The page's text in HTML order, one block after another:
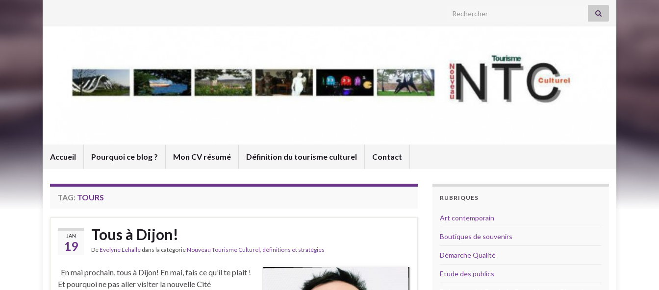
Search for:
Accueil Pourquoi ce blog ? Mon CV résumé Définition du tourisme culturel Contact
TAG: TOURS
JAN
19
Tous à Dijon!
DeEvelyne Lehalle dans la catégorieNouveau Tourisme Culturel, définitions et stratégies
En mai prochain, tous à Dijon! En mai, fais ce qu’il te plait !
Et pourquoi ne pas aller visiter la nouvelle Cité
RUBRIQUES
Art contemporain
Boutiques de souvenirs
Démarche Qualité
Etude des publics